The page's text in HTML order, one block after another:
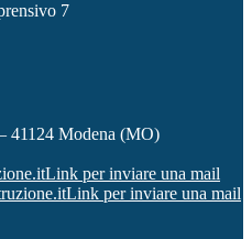
7
41124 Modena (MO)
Link per inviare una mail
Link per inviare una mail